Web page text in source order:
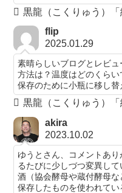
黒龍（こくりゅう）
flip
2025.01.29
素晴らしいブログとレビ
方法は？温度はどのくら
保存のために小瓶に移し替
黒龍（こくりゅう）
akira
2023.10.02
ゆうとさん、コメントあ
るたびに少しづつ変異し
酒（協会酵母や蔵付酵母な
保存したものを使われてい